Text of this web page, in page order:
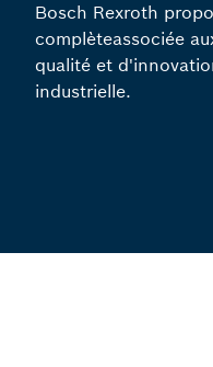
Bosch Rexroth
complèteassociée
qualité et
industrielle.